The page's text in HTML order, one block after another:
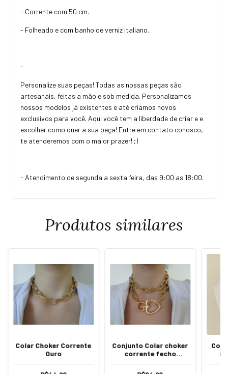
- Corrente com 50 cm.
- Folheado e com banho de verniz italiano.
-
Personalize suas peças! Todas as nossas peças são
artesanais, feitas a mão e sob medida. Personalizamos
nossos modelos já existentes e até criamos novos
exclusivos para você. Aqui você tem a liberdade de criar e e
escolher como quer a sua peça! Entre em contato conosco,
te atenderemos com o maior prazer! ;)
- Atendimento de segunda a sexta feira, das 9:00 as 18:00.
Produtos similares
Colar Choker Corrente
Ouro
Conjunto Colar choker
corrente fecho
ouro